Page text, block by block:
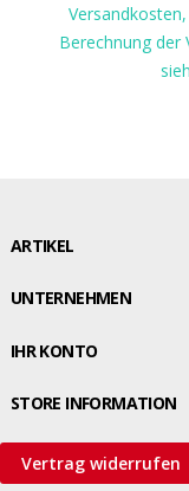
Berechnung der
ARTIKEL
UNTERNEHMEN
IHR KONTO
STORE INFORMATION
Vertrag widerrufen